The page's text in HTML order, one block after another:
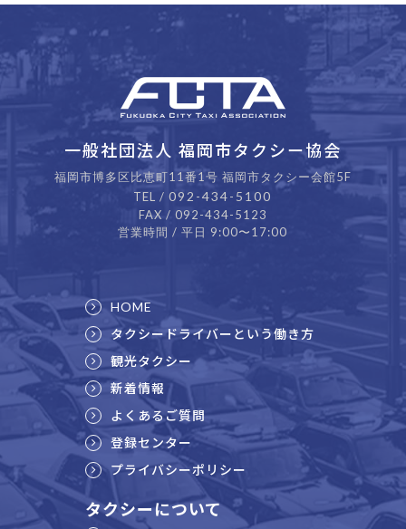
一般社団法人 福岡市タクシー協会
福岡市博多区比恵町11番1号 福岡市タクシー会館5F
TEL /092-434-5100
FAX / 092-434-5123
営業時間 / 平日 9:00〜17:00
HOME
タクシードライバーという働き方
観光タクシー
新着情報
よくあるご質問
登録センター
プライバシーポリシー
タクシーについて